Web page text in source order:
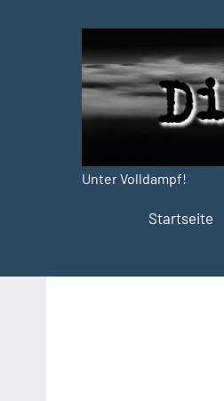
Presse
Unter Volldampf!
Startseite